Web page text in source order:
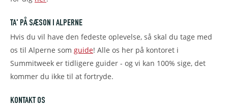
TA' PÅ SÆSON I ALPERNE
Hvis du vil have den fedeste oplevelse, så skal du tage med
os til Alperne som guide! Alle os her på kontoret i
Summitweek er tidligere guider - og vi kan 100% sige, det
kommer du ikke til at fortryde.
KONTAKT OS